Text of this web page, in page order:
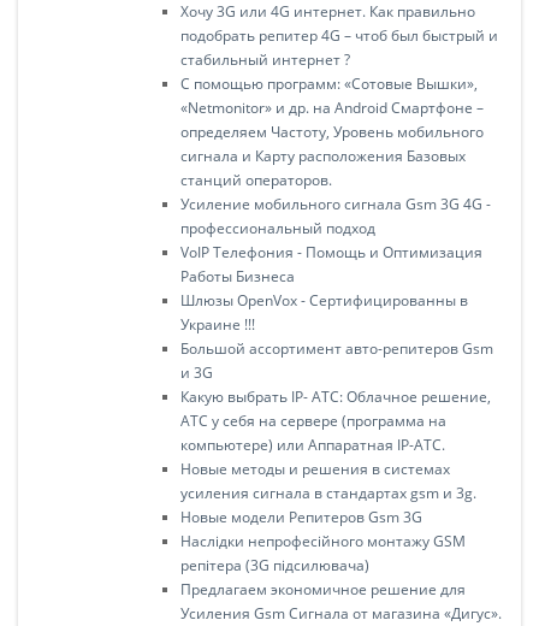
Хочу 3G или 4G интернет. Как правильно
подобрать репитер 4G – чтоб был быстрый и
стабильный интернет ?
С помощью программ: «Сотовые Вышки»,
«Netmonitor» и др. на Android Смартфоне –
определяем Частоту, Уровень мобильного
сигнала и Карту расположения Базовых
станций операторов.
Усиление мобильного сигнала Gsm 3G 4G -
профессиональный подход
VoIP Телефония - Помощь и Оптимизация
Работы Бизнеса
Шлюзы OpenVox - Сертифицированны в
Украине !!!
Большой ассортимент авто-репитеров Gsm
и 3G
Какую выбрать IP- АТС: Облачное решение,
АТС у себя на сервере (программа на
компьютере) или Аппаратная IP-АТС.
Новые методы и решения в системах
усиления сигнала в стандартах gsm и 3g.
Новые модели Репитеров Gsm 3G
Наслідки непрофесійного монтажу GSM
репітера (3G підсилювача)
Предлагаем экономичное решение для
Усиления Gsm Сигнала от магазина «Дигус».